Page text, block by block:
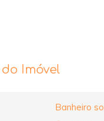
Imóvel
Banheiro